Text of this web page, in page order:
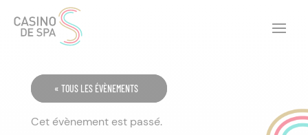
« TOUS LES ÉVÈNEMENTS
Cet évènement est passé.